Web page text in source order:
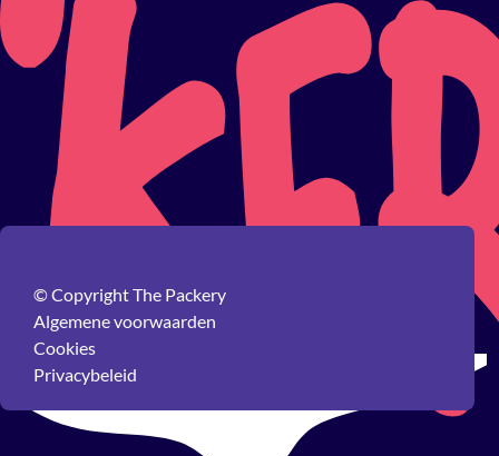
© Copyright The Packery
Algemene voorwaarden
Cookies
Privacybeleid